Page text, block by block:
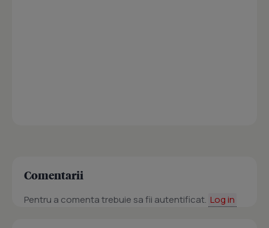
Comentarii
Pentru a comenta trebuie sa fii autentificat. Log in